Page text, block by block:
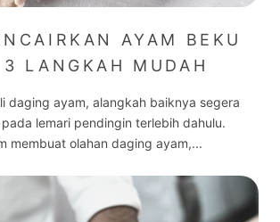
AYAM BEKU
LANGKAH MUDAH
daging ayam, alangkah baiknya segera
lemari pendingin terlebih dahulu.
membuat olahan daging ayam,...